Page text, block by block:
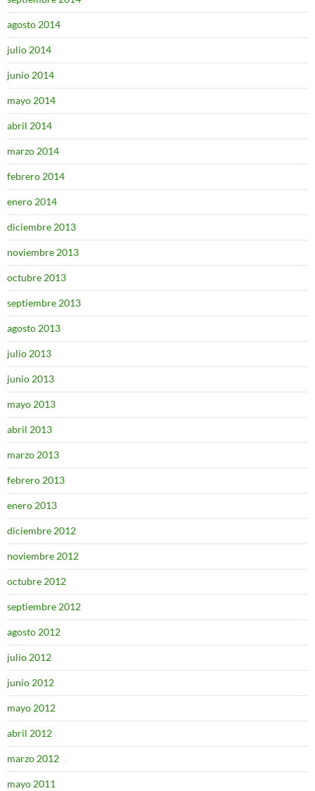
agosto 2014
julio 2014
junio 2014
mayo 2014
abril 2014
marzo 2014
febrero 2014
enero 2014
diciembre 2013
noviembre 2013
octubre 2013
septiembre 2013
agosto 2013
julio 2013
junio 2013
mayo 2013
abril 2013
marzo 2013
febrero 2013
enero 2013
diciembre 2012
noviembre 2012
octubre 2012
septiembre 2012
agosto 2012
julio 2012
junio 2012
mayo 2012
abril 2012
marzo 2012
mayo 2011